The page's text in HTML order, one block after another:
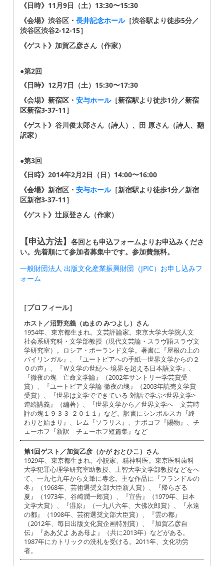
《日時》11月9日（土）13:30〜15:30
《会場》渋谷区・ 長井記念ホール［渋谷駅より徒歩5分／
渋谷区渋谷2-12-15］
《ゲスト》加賀乙彦さん（作家）
●第2回
《日時》12月7日（土）15:30〜17:30
《会場》新宿区・ 安与ホール［新宿駅より徒歩1分／新宿
区新宿3-37-11］
《ゲスト》谷川俊太郎さん（詩人）、田 原さん（詩人、翻
訳家）
●第3回
《日時》2014年2月2日（日）14:00〜16:00
《会場》新宿区・ 安与ホール［新宿駅より徒歩1分／新宿
区新宿3-37-11］
《ゲスト》辻原登さん（作家）
【申込方法】 各回とも申込フォームよりお申込みくださ
い。先着順にて参加者募集中です。参加費無料。
一般財団法人 出版文化産業振興財団（JPIC）お申し込みフ
ォーム
［プロフィール］
ホスト／沼野充義（ぬまの みつよし）さん
1954年、東京都生まれ。文芸評論家。東京大学大学院人文
社会系研究科・文学部教授（現代文芸論・スラヴ語スラヴ文
学研究室）。ロシア・ポーランド文学。著書に『屋根の上の
バイリンガル』、『ユートピアへの手紙―世界文学からの２
０の声』、『Ｗ文学の世紀へ-境界を超える日本語文学』、
『徹夜の塊 亡命文学論』（2002年サントリー学芸賞受
賞）、『ユートピア文学論-徹夜の塊』（2003年読売文学賞
受賞）、『世界は文学でできている-対話で学ぶ<世界文学>
連続講義』（編著）、『世界文学から／世界文学へ 文芸時
評の塊１９３３-２０１１』など。訳書にシンボルスカ『終
わりと始まり』、レム『ソラリス』、ナボコフ『賜物』、チ
ェーホフ『新訳 チェーホフ短篇集』など
第1回ゲスト／加賀乙彦（かが おとひこ）さん
1929年、東京都生まれ。小説家、精神科医。東京医科歯科
大学犯罪心理学研究室助教授、上智大学文学部教授などをへ
て、一九七九年から文筆に専念。主な作品に『フランドルの
冬』（1968年、芸術選奨文部大臣新人賞）、『帰らざる
夏』（1973年、谷崎潤一郎賞）、『宣告』（1979年、日本
文学大賞）、『湿原』（一九八六年、大佛次郎賞）、『永遠
の都』（1998年、芸術選奨文部大臣賞）、『雲の都』
（2012年、毎日出版文化賞企画特別賞）、『加賀乙彦自
伝』『ああ父よ ああ母よ』（共に2013年）などがある。
1987年にカトリックの洗礼を受ける。2011年、文化功労
者。